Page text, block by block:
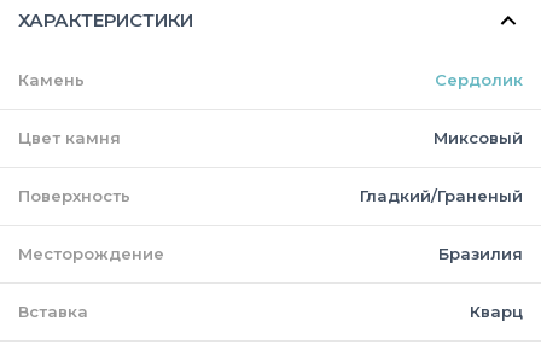
ХАРАКТЕРИСТИКИ
Камень Сердолик
Цвет камня Миксовый
Поверхность Гладкий/Граненый
Месторождение Бразилия
Вставка Кварц